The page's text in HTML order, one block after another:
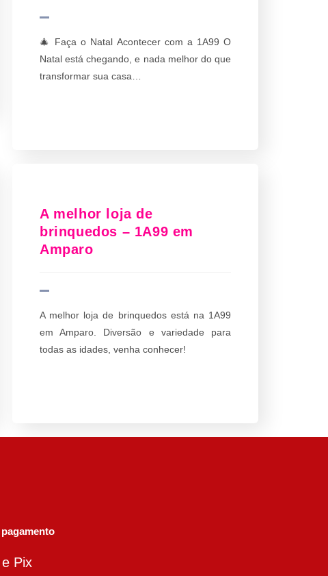
🎄 Faça o Natal Acontecer com a 1A99 O
Natal está chegando, e nada melhor do que
transformar sua casa…
A melhor loja de
brinquedos – 1A99 em
Amparo
A melhor loja de brinquedos está na 1A99
em Amparo. Diversão e variedade para
todas as idades, venha conhecer!
Pix